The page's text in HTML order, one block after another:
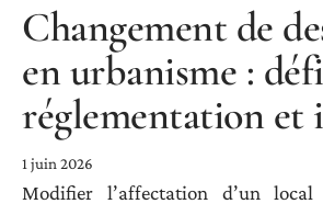
Changement de
en urbanisme :
réglementation et
1 juin 2026
Modifier l’affectation d’un local